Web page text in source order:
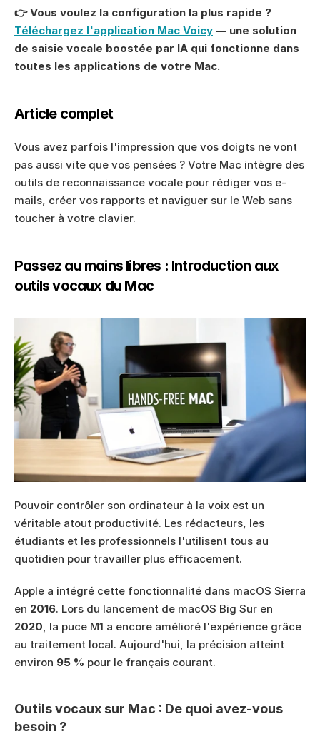
Téléchargez l'application Mac Voicy — une solution
de saisie vocale boostée par IA qui fonctionne dans
toutes les applications de votre Mac.
Article complet
Vous avez parfois l'impression que vos doigts ne vont
pas aussi vite que vos pensées ? Votre Mac intègre des
outils de reconnaissance vocale pour rédiger vos e-
mails, créer vos rapports et naviguer sur le Web sans
toucher à votre clavier.
Passez au mains libres : Introduction aux
outils vocaux du Mac
Pouvoir contrôler son ordinateur à la voix est un
véritable atout productivité. Les rédacteurs, les
étudiants et les professionnels l'utilisent tous au
quotidien pour travailler plus efficacement.
Apple a intégré cette fonctionnalité dans macOS Sierra
en 2016
2020, la puce M1 a encore amélioré l'expérience grâce
au traitement local. Aujourd'hui, la précision atteint
environ 95 % pour le français courant.
Outils vocaux sur Mac : De quoi avez-vous
besoin ?